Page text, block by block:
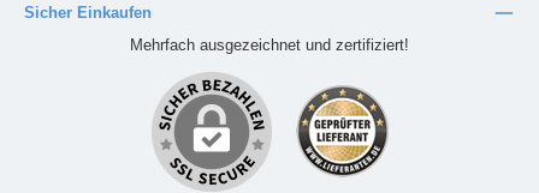
Sicher Einkaufen
Mehrfach ausgezeichnet und zertifiziert!